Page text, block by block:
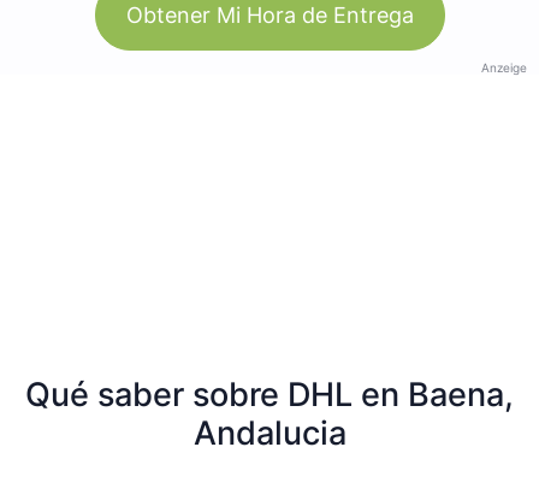
Obtener Mi Hora de Entrega
Anzeige
Qué saber sobre DHL en Baena,
Andalucia